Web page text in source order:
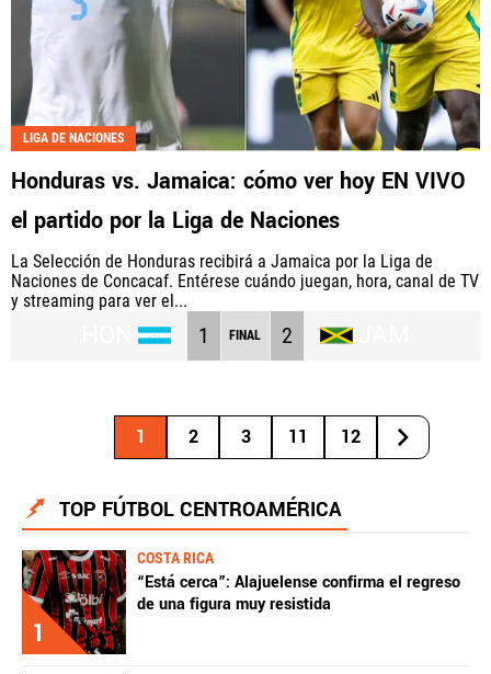
LIGA DE NACIONES
Honduras vs. Jamaica: cómo ver hoy EN VIVO
el partido por la Liga de Naciones
La Selección de Honduras recibirá a Jamaica por la Liga de
Naciones de Concacaf. Entérese cuándo juegan, hora, canal de TV
y streaming para ver el...
1 FINAL 2
1 2 3 11 12
TOP FÚTBOL CENTROAMÉRICA
1
COSTA RICA
“Está cerca”: Alajuelense confirma el regreso
de una figura muy resistida